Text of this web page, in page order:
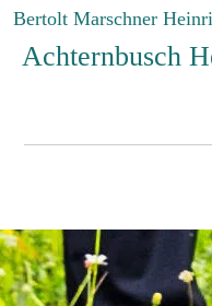
Bertolt Marschner
Achternbusch